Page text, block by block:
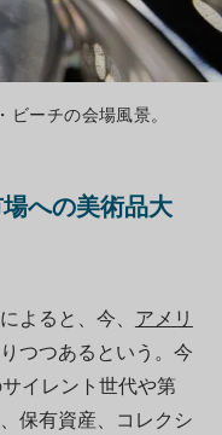
ーチの会場風景。
への美術品大
よると、今、 アメリ
つつあるという。今
イレント世代や第
保有資産、コレクシ